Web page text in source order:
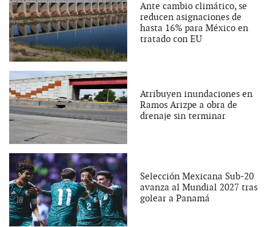
Ante cambio climático, se
reducen asignaciones de
hasta 16% para México en
tratado con EU
Atribuyen inundaciones en
Ramos Arizpe a obra de
drenaje sin terminar
Selección Mexicana Sub-20
avanza al Mundial 2027 tras
golear a Panamá